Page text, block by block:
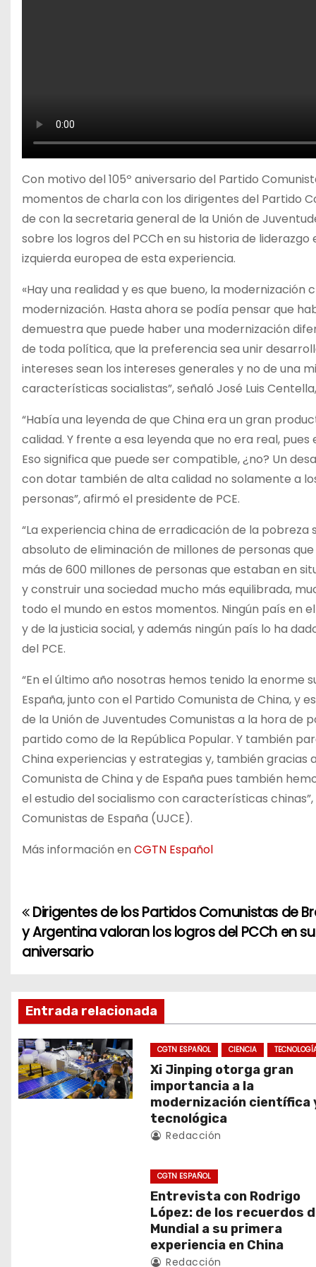
Con motivo del 105º aniversario del Partido
momentos de charla con los dirigentes del Partido
de con la secretaria general de la Unión de
sobre los logros del PCCh en su historia de
izquierda europea de esta experiencia.
«Hay una realidad y es que bueno, la
modernización. Hasta ahora se podía pensar que
demuestra que puede haber una modernización
de toda política, que la preferencia sea unir
intereses sean los intereses generales y no de una
características socialistas”, señaló José Luis
“Había una leyenda de que China era un gran
calidad. Y frente a esa leyenda que no era real,
Eso significa que puede ser compatible, ¿no? Un
con dotar también de alta calidad no solamente a
personas”, afirmó el presidente de PCE.
“La experiencia china de erradicación de la
absoluto de eliminación de millones de personas
más de 600 millones de personas que estaban en
y construir una sociedad mucho más equilibrada,
todo el mundo en estos momentos. Ningún país en
y de la justicia social, y además ningún país lo ha
del PCE.
“En el último año nosotras hemos tenido la enorme
España, junto con el Partido Comunista de China, y
de la Unión de Juventudes Comunistas a la hora
partido como de la República Popular. Y también
China experiencias y estrategias y, también
Comunista de China y de España pues también
el estudio del socialismo con características
Comunistas de España (UJCE).
Más información en CGTN Español
N
a
e
g
a
c
Dirigentes de los Partidos Comunistas de
y Argentina valoran los logros del PCCh en su
aniversario
Entrada relacionada
CGTN ESPAÑOL CIENCIA
Xi Jinping otorga gran
importancia a la
modernización científica
tecnológica
Redacción
CGTN ESPAÑOL
Entrevista con Rodrigo
López: de los recuerdos
Mundial a su primera
experiencia en China
Redacción